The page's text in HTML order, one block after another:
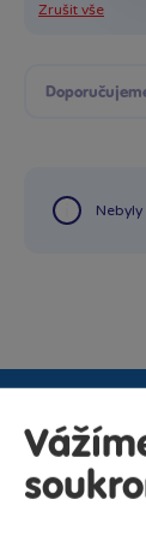
Zrušit vše
Proč